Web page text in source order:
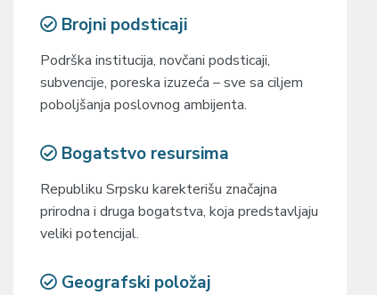
Brojni podsticaji
Podrška institucija, novčani podsticaji,
subvencije, poreska izuzeća – sve sa ciljem
poboljšanja poslovnog ambijenta.
Bogatstvo resursima
Republiku Srpsku karekterišu značajna
prirodna i druga bogatstva, koja predstavljaju
veliki potencijal.
Geografski položaj